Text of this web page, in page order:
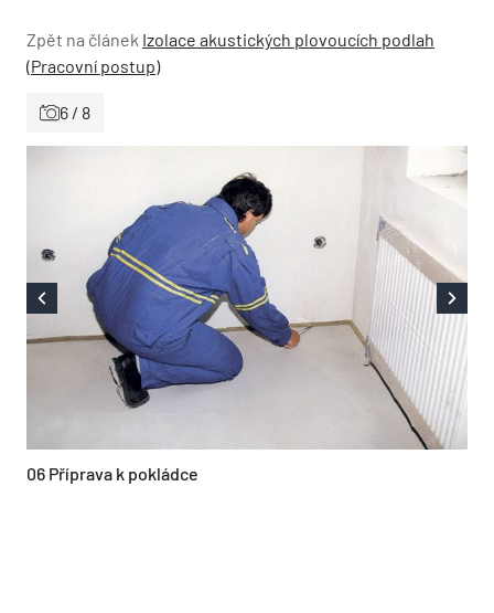
Zpět na článek Izolace akustických plovoucích podlah
(Pracovní postup)
6 / 8
06 Příprava k pokládce